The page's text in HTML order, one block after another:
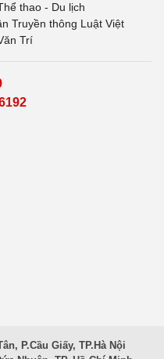
thao - Du lịch
Truyền thông Luật Việt
Trí
P.Cầu Giấy, TP.Hà Nội